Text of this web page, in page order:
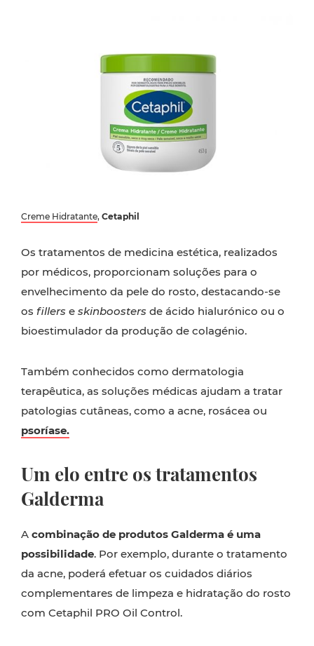
Creme Hidratante, Cetaphil
Os tratamentos de medicina estética, realizados
por médicos, proporcionam soluções para o
envelhecimento da pele do rosto, destacando-se
os fillers e skinboosters de ácido hialurónico ou o
bioestimulador da produção de colagénio.
Também conhecidos como dermatologia
terapêutica, as soluções médicas ajudam a tratar
patologias cutâneas, como a acne, rosácea ou
psoríase.
Um elo entre os tratamentos
Galderma
A combinação de produtos Galderma é uma
possibilidade. Por exemplo, durante o tratamento
da acne, poderá efetuar os cuidados diários
complementares de limpeza e hidratação do rosto
com Cetaphil PRO Oil Control.